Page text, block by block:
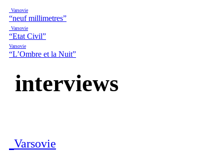
Varsovie
“neuf millimetres”
Varsovie
“Etat Civil”
Varsovie
“L’Ombre et la Nuit”
interviews
Varsovie